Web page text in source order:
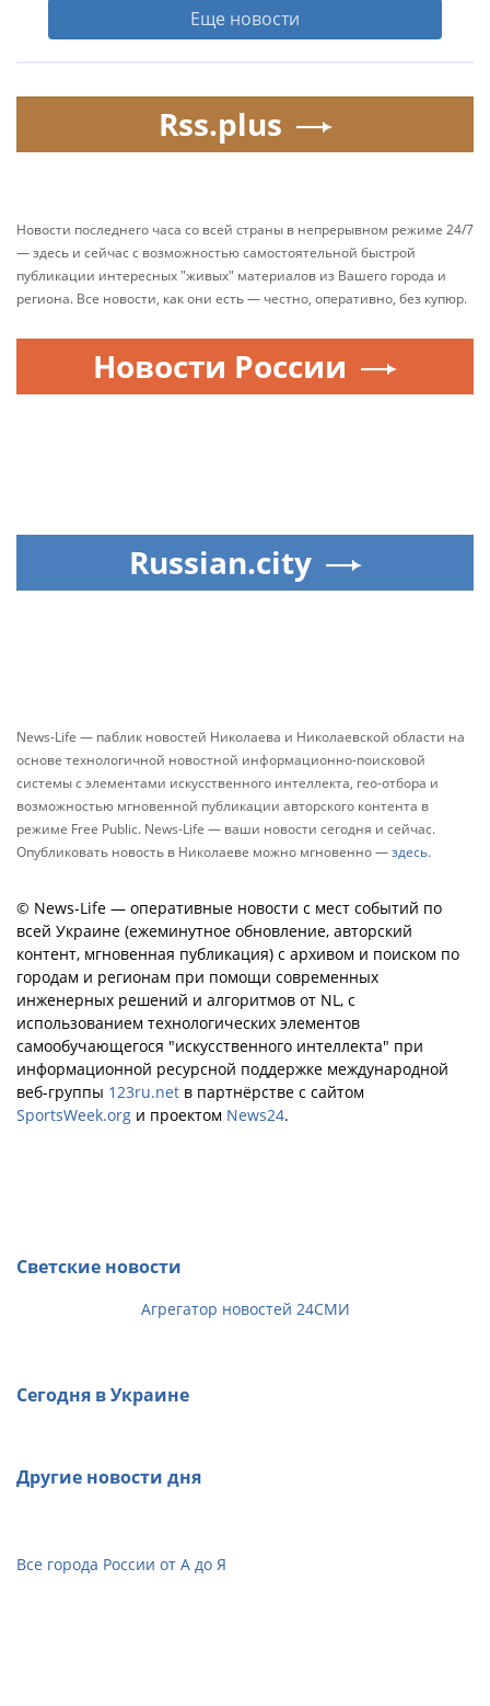
Еще новости
Rss.plus
Новости последнего часа со всей страны в непрерывном режиме 24/7
— здесь и сейчас с возможностью самостоятельной быстрой
публикации интересных "живых" материалов из Вашего города и
региона. Все новости, как они есть — честно, оперативно, без купюр.
Новости России
Russian.city
News-Life — паблик новостей Николаева и Николаевской области на
основе технологичной новостной информационно-поисковой
системы с элементами искусственного интеллекта, гео-отбора и
возможностью мгновенной публикации авторского контента в
режиме Free Public. News-Life — ваши новости сегодня и сейчас.
Опубликовать новость в Николаеве можно мгновенно —здесь.
© News-Life — оперативные новости с мест событий по
всей Украине (ежеминутное обновление, авторский
контент, мгновенная публикация) с архивом и поиском по
городам и регионам при помощи современных
инженерных решений и алгоритмов от NL, с
использованием технологических элементов
самообучающегося "искусственного интеллекта" при
информационной ресурсной поддержке международной
веб-группы 123ru.net в партнёрстве с сайтом
SportsWeek.org и проектом News24.
Светские новости
Агрегатор новостей 24СМИ
Сегодня в Украине
Другие новости дня
Все города России от А до Я